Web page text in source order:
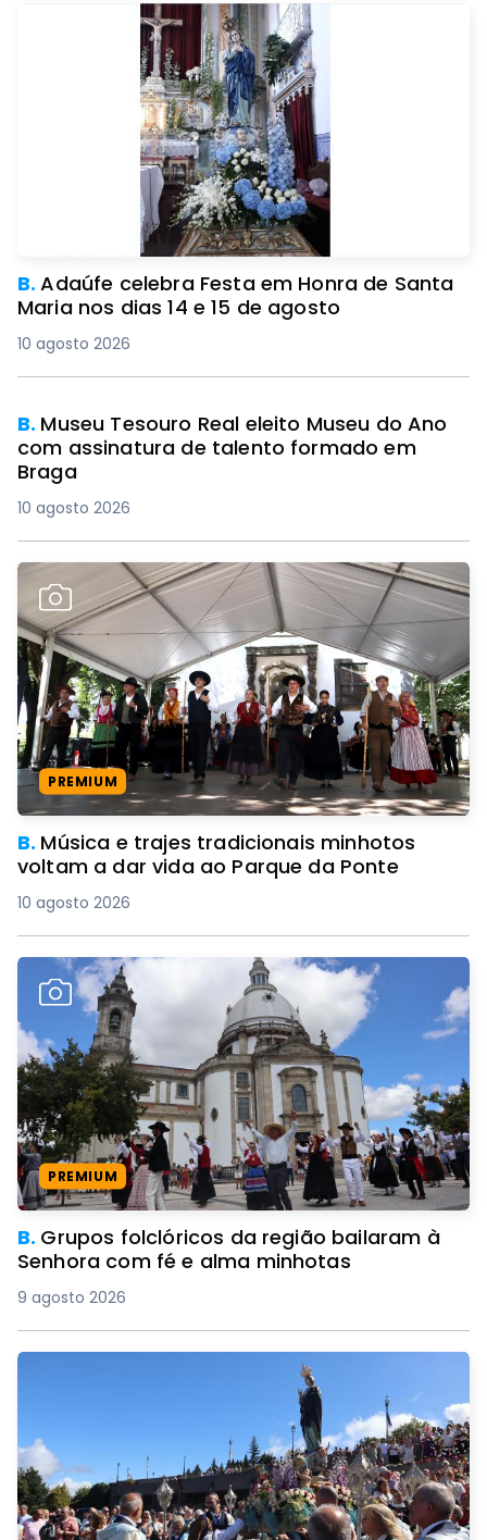
B.Adaúfe celebra Festa em Honra de Santa
Maria nos dias 14 e 15 de agosto
10 agosto 2026
B. Museu Tesouro Real eleito Museu do Ano
com assinatura de talento formado em
Braga
10 agosto 2026
PREMIUM
B. Música e trajes tradicionais minhotos
voltam a dar vida ao Parque da Ponte
10 agosto 2026
PREMIUM
B. Grupos folclóricos da região bailaram à
Senhora com fé e alma minhotas
9 agosto 2026